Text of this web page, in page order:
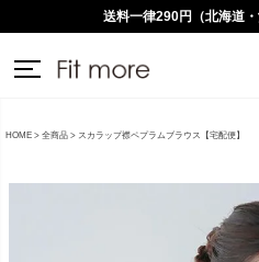
送料一律290円（北海道・
HOME 全商品 スカラップ襟ペプラムブラウス【宅配便】